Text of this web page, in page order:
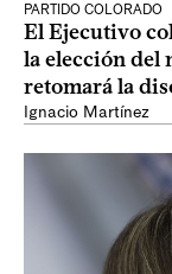
PARTIDO COLORADO
El Ejecutivo
la elección del
retomará la
Ignacio Martínez